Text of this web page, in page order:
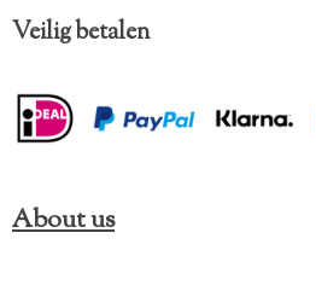
Veilig betalen
About us